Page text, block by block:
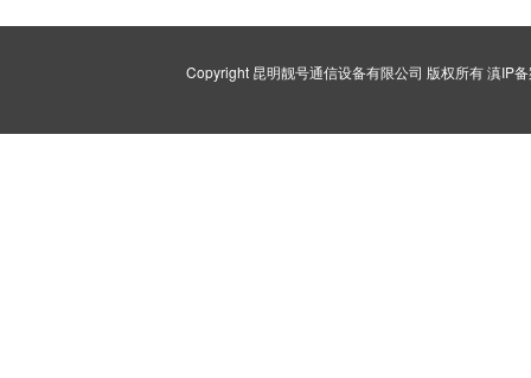
Copyright 昆明靓号通信设备有限公司 版权所有滇IP